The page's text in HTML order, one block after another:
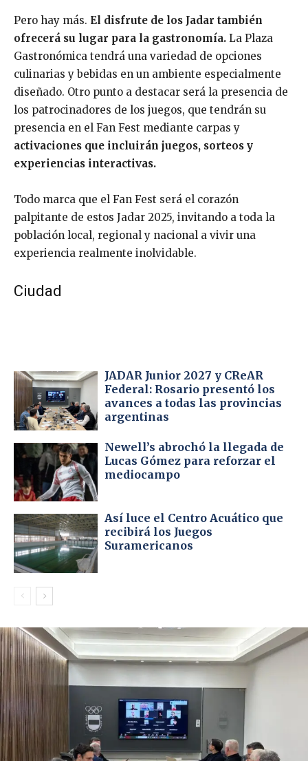
Pero hay más. El disfrute de los Jadar también
ofrecerá su lugar para la gastronomía. La Plaza
Gastronómica tendrá una variedad de opciones
culinarias y bebidas en un ambiente especialmente
diseñado. Otro punto a destacar será la presencia de
los patrocinadores de los juegos, que tendrán su
presencia en el Fan Fest mediante carpas y
activaciones que incluirán juegos, sorteos y
experiencias interactivas.
Todo marca que el Fan Fest será el corazón
palpitante de estos Jadar 2025, invitando a toda la
población local, regional y nacional a vivir una
experiencia realmente inolvidable.
Ciudad
JADAR Junior 2027 y CReAR
Federal: Rosario presentó los
avances a todas las provincias
argentinas
Newell’s abrochó la llegada de
Lucas Gómez para reforzar el
mediocampo
Así luce el Centro Acuático que
recibirá los Juegos
Suramericanos